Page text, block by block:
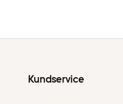
Kundservice